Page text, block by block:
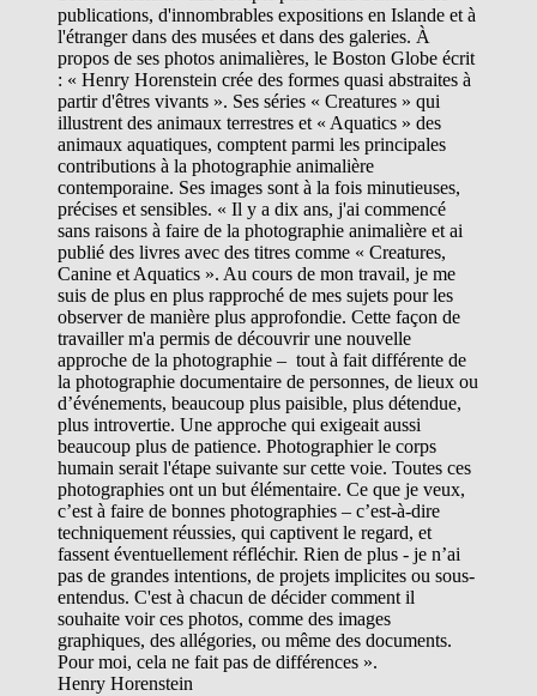
publications, d'innombrables expositions en Islande et à
l'étranger dans des musées et dans des galeries. À
propos de ses photos animalières, le Boston Globe écrit
: « Henry Horenstein crée des formes quasi abstraites à
partir d'êtres vivants ». Ses séries « Creatures » qui
illustrent des animaux terrestres et « Aquatics » des
animaux aquatiques, comptent parmi les principales
contributions à la photographie animalière
contemporaine. Ses images sont à la fois minutieuses,
précises et sensibles. « Il y a dix ans, j'ai commencé
sans raisons à faire de la photographie animalière et ai
publié des livres avec des titres comme « Creatures,
Canine et Aquatics ». Au cours de mon travail, je me
suis de plus en plus rapproché de mes sujets pour les
observer de manière plus approfondie. Cette façon de
travailler m'a permis de découvrir une nouvelle
approche de la photographie – tout à fait différente de
la photographie documentaire de personnes, de lieux ou
d’événements, beaucoup plus paisible, plus détendue,
plus introvertie. Une approche qui exigeait aussi
beaucoup plus de patience. Photographier le corps
humain serait l'étape suivante sur cette voie. Toutes ces
photographies ont un but élémentaire. Ce que je veux,
c’est à faire de bonnes photographies – c’est-à-dire
techniquement réussies, qui captivent le regard, et
fassent éventuellement réfléchir. Rien de plus - je n’ai
pas de grandes intentions, de projets implicites ou sous-
entendus. C'est à chacun de décider comment il
souhaite voir ces photos, comme des images
graphiques, des allégories, ou même des documents.
Pour moi, cela ne fait pas de différences ».
Henry Horenstein